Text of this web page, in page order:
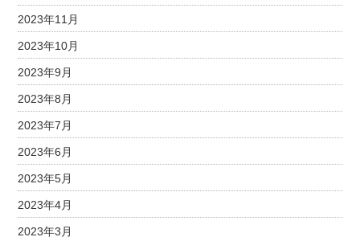
2023年11月
2023年10月
2023年9月
2023年8月
2023年7月
2023年6月
2023年5月
2023年4月
2023年3月